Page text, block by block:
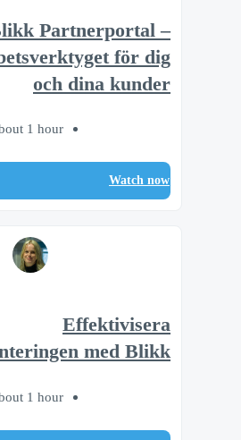
Partnerportal –
för dig
och dina kunder
1 hour
Watch now
Effektivisera
med Blikk
1 hour